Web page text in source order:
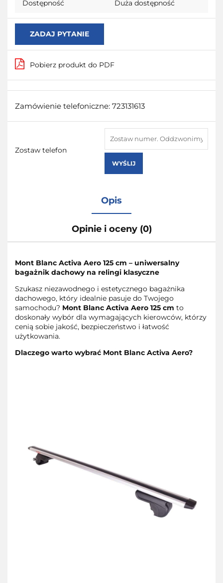
Dostępność Duża dostępność
ZADAJ PYTANIE
Pobierz produkt do PDF
Zamówienie telefoniczne: 723131613
Zostaw telefon
WYŚLIJ
Opis
Opinie i oceny (0)
Mont Blanc Activa Aero 125 cm – uniwersalny
bagażnik dachowy na relingi klasyczne
Szukasz niezawodnego i estetycznego bagażnika
dachowego, który idealnie pasuje do Twojego
samochodu? Mont Blanc Activa Aero 125 cm to
doskonały wybór dla wymagających kierowców, którzy
cenią sobie jakość, bezpieczeństwo i łatwość
użytkowania.
Dlaczego warto wybrać Mont Blanc Activa Aero?